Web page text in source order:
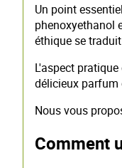
Un point
phenoxyethanol
éthique se
L'aspect
délicieux parfum
Nous vous
Comment